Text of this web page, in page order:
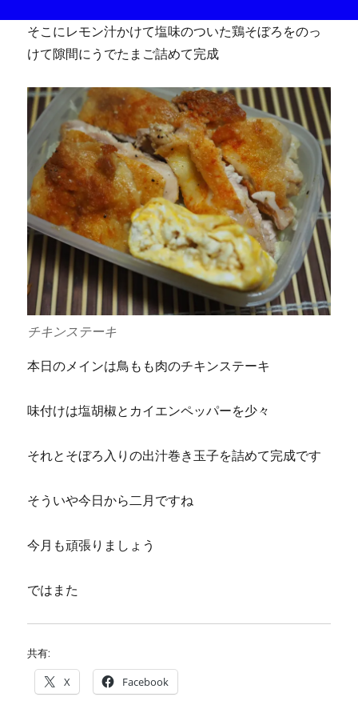
そこにレモン汁かけて塩味のついた鶏そぼろをのっ
けて隙間にうでたまご詰めて完成
チキンステーキ
本日のメインは鳥もも肉のチキンステーキ
味付けは塩胡椒とカイエンペッパーを少々
それとそぼろ入りの出汁巻き玉子を詰めて完成です
そういや今日から二月ですね
今月も頑張りましょう
ではまた
共有:
X Facebook